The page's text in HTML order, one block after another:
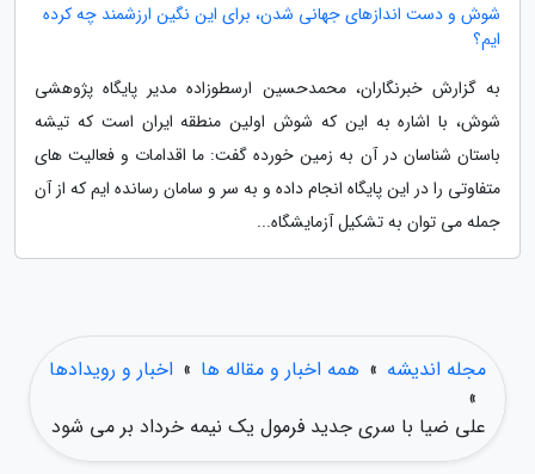
شوش و دست اندازهای جهانی شدن، برای این نگین ارزشمند چه کرده
ایم؟
به گزارش خبرنگاران، محمدحسین ارسطوزاده مدیر پایگاه پژوهشی
شوش، با اشاره به این که شوش اولین منطقه ایران است که تیشه
باستان شناسان در آن به زمین خورده گفت: ما اقدامات و فعالیت های
متفاوتی را در این پایگاه انجام داده و به سر و سامان رسانده ایم که از آن
جمله می توان به تشکیل آزمایشگاه...
مجله اندیشه » همه اخبار و مقاله ها » اخبار و رویدادها
»
علی ضیا با سری جدید فرمول یک نیمه خرداد بر می شود